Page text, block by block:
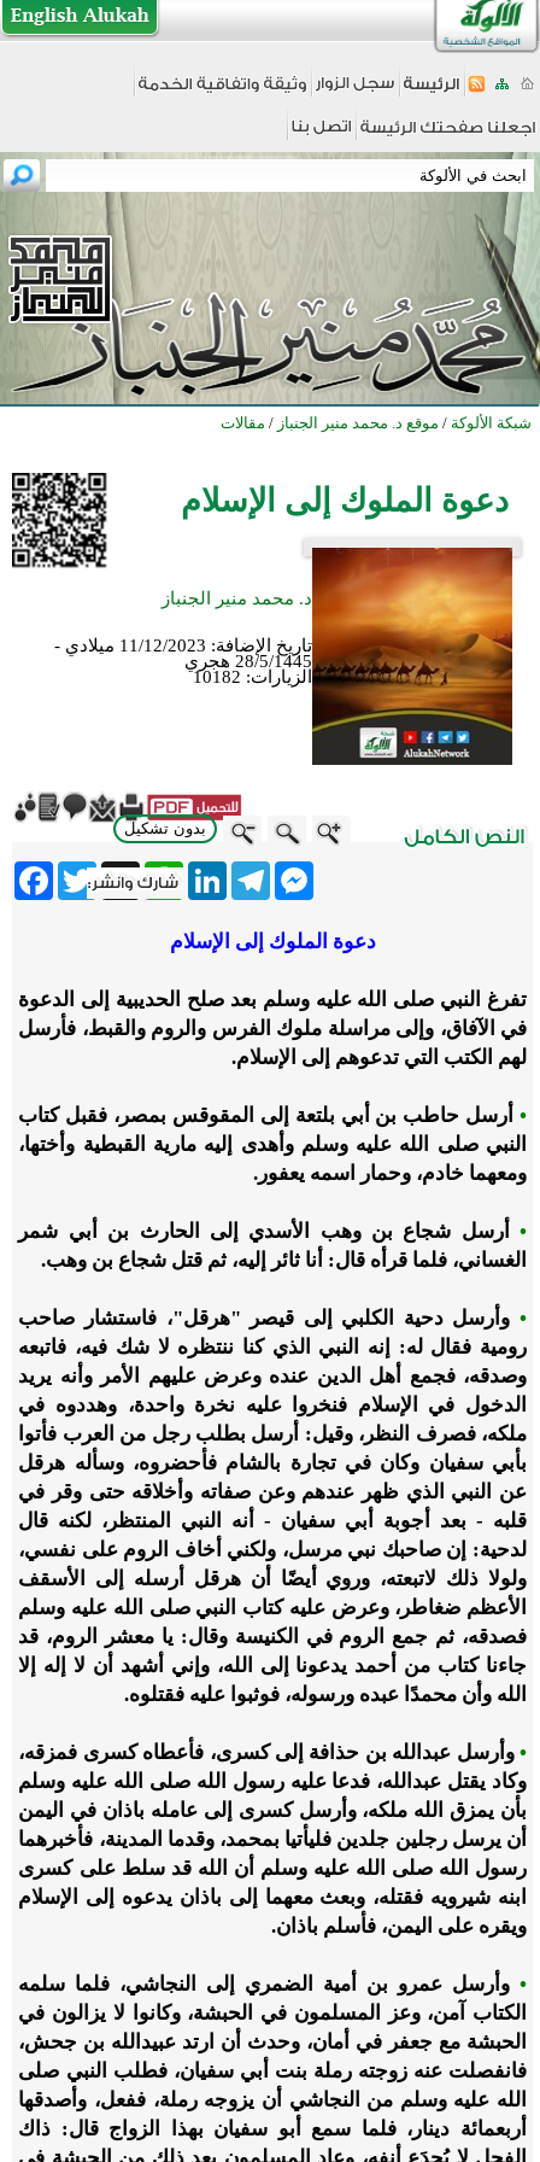
شبكة الألوكة / موقع د. محمد منير الجنباز / مقالات
دعوة الملوك إلى الإسلام
د. محمد منير الجنباز
تاريخ الإضافة:
11/12/2023 ميلادي -
28/5/1445 هجري
الزيارات: 10182
بدون تشكيل
Twitter X
WhatsApp
LinkedInTelegram
Messenger
دعوة الملوك إلى الإسلام
تفرغ النبي صلى الله عليه وسلم بعد صلح الحديبية إلى الدعوة
في الآفاق، وإلى مراسلة ملوك الفرس والروم والقبط، فأرسل
لهم الكتب التي تدعوهم إلى الإسلام.
• أرسل حاطب بن أبي بلتعة إلى المقوقس بمصر، فقبل كتاب
النبي صلى الله عليه وسلم وأهدى إليه مارية القبطية وأختها،
ومعهما خادم، وحمار اسمه يعفور.
• أرسل شجاع بن وهب الأسدي إلى الحارث بن أبي شمر
الغساني، فلما قرأه قال: أنا ثائر إليه، ثم قتل شجاع بن وهب.
• وأرسل دحية الكلبي إلى قيصر "هرقل"، فاستشار صاحب
رومية فقال له: إنه النبي الذي كنا ننتظره لا شك فيه، فاتبعه
وصدقه، فجمع أهل الدين عنده وعرض عليهم الأمر وأنه يريد
الدخول في الإسلام فنخروا عليه نخرة واحدة، وهددوه في
ملكه، فصرف النظر، وقيل: أرسل بطلب رجل من العرب فأتوا
بأبي سفيان وكان في تجارة بالشام فأحضروه، وسأله هرقل
عن النبي الذي ظهر عندهم وعن صفاته وأخلاقه حتى وقر في
قلبه - بعد أجوبة أبي سفيان - أنه النبي المنتظر، لكنه قال
لدحية: إن صاحبك نبي مرسل، ولكني أخاف الروم على نفسي،
ولولا ذلك لاتبعته، وروي أيضًا أن هرقل أرسله إلى الأسقف
الأعظم ضغاطر، وعرض عليه كتاب النبي صلى الله عليه وسلم
فصدقه، ثم جمع الروم في الكنيسة وقال: يا معشر الروم، قد
جاءنا كتاب من أحمد يدعونا إلى الله، وإني أشهد أن لا إله إلا
الله وأن محمدًا عبده ورسوله، فوثبوا عليه فقتلوه.
• وأرسل عبدالله بن حذافة إلى كسرى، فأعطاه كسرى فمزقه،
وكاد يقتل عبدالله، فدعا عليه رسول الله صلى الله عليه وسلم
بأن يمزق الله ملكه، وأرسل كسرى إلى عامله باذان في اليمن
أن يرسل رجلين جلدين فليأتيا بمحمد، وقدما المدينة، فأخبرهما
رسول الله صلى الله عليه وسلم أن الله قد سلط على كسرى
ابنه شيرويه فقتله، وبعث معهما إلى باذان يدعوه إلى الإسلام
ويقره على اليمن، فأسلم باذان.
• وأرسل عمرو بن أمية الضمري إلى النجاشي، فلما سلمه
الكتاب آمن، وعز المسلمون في الحبشة، وكانوا لا يزالون في
الحبشة مع جعفر في أمان، وحدث أن ارتد عبيدالله بن جحش،
فانفصلت عنه زوجته رملة بنت أبي سفيان، فطلب النبي صلى
الله عليه وسلم من النجاشي أن يزوجه رملة، ففعل، وأصدقها
أربعمائة دينار، فلما سمع أبو سفيان بهذا الزواج قال: ذاك
الفحل لا يُجدَع أنفه، وعاد المسلمون بعد ذلك من الحبشة في